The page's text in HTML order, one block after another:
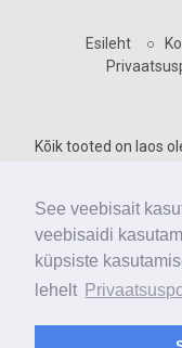
See veebisait
veebisaidi
küpsiste
lehelt
Esileht○
Kõik tooted on laos
Sooduskoodid
Slackline.ee
lapsi õue liikuma.
koordinatsiooni,
meie kätesse ja